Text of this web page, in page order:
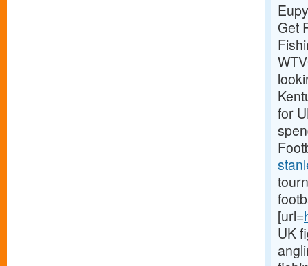
Get
for
[url=
UK